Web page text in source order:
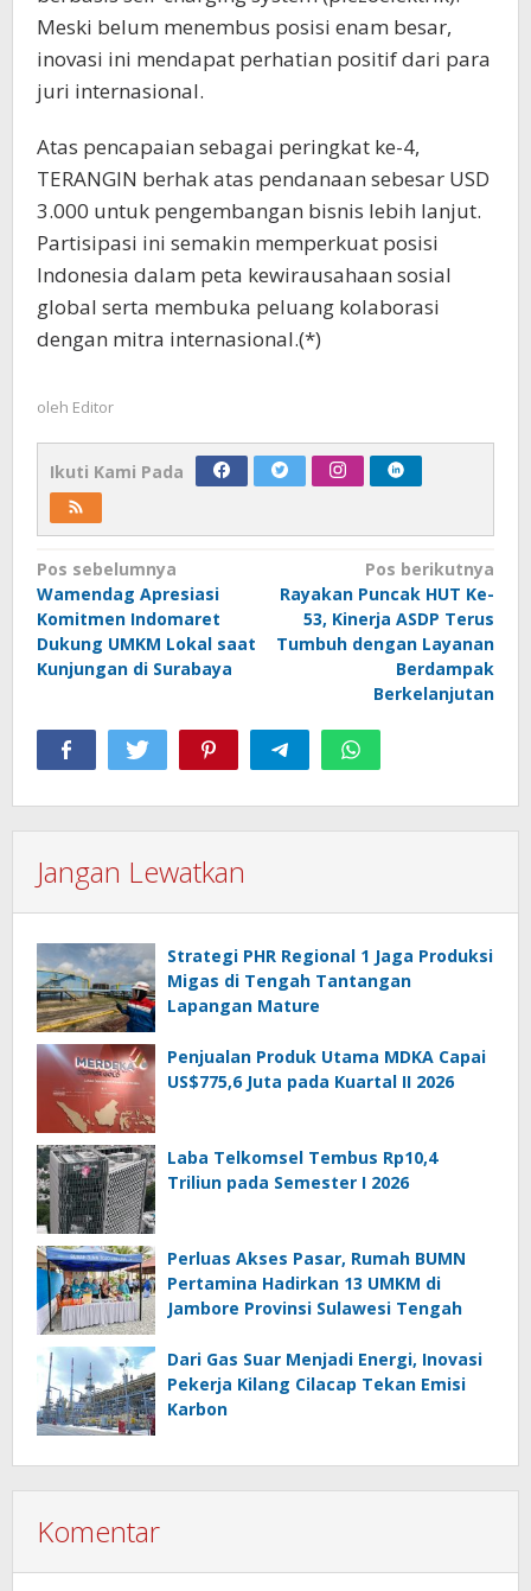
Meski belum menembus posisi enam besar,
inovasi ini mendapat perhatian positif dari para
juri internasional.
Atas pencapaian sebagai peringkat ke-4,
TERANGIN berhak atas pendanaan sebesar USD
3.000 untuk pengembangan bisnis lebih lanjut.
Partisipasi ini semakin memperkuat posisi
Indonesia dalam peta kewirausahaan sosial
global serta membuka peluang kolaborasi
dengan mitra internasional.(*)
oleh Editor
Ikuti Kami Pada
Navigasi
pos
Pos sebelumnya
Wamendag Apresiasi
Komitmen Indomaret
Dukung UMKM Lokal saat
Kunjungan di Surabaya
Pos berikutnya
Rayakan Puncak HUT Ke-
53, Kinerja ASDP Terus
Tumbuh dengan Layanan
Berdampak
Berkelanjutan
Jangan Lewatkan
Strategi PHR Regional 1 Jaga Produksi
Migas di Tengah Tantangan
Lapangan Mature
Penjualan Produk Utama MDKA Capai
US$775,6 Juta pada Kuartal II 2026
Laba Telkomsel Tembus Rp10,4
Triliun pada Semester I 2026
Perluas Akses Pasar, Rumah BUMN
Pertamina Hadirkan 13 UMKM di
Jambore Provinsi Sulawesi Tengah
Dari Gas Suar Menjadi Energi, Inovasi
Pekerja Kilang Cilacap Tekan Emisi
Karbon
Komentar